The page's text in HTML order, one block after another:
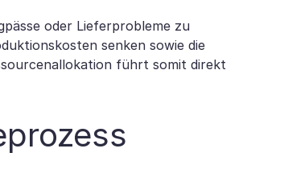
oder Lieferprobleme zu
senken sowie die
führt somit direkt